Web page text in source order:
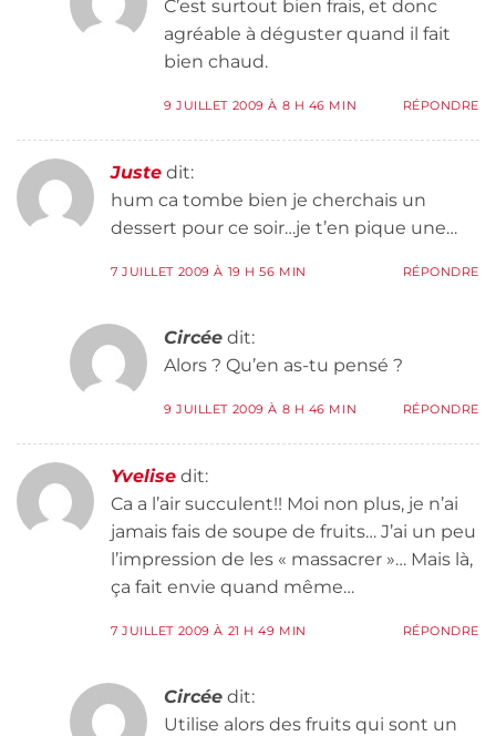
C’est surtout bien frais, et donc
agréable à déguster quand il fait
bien chaud.
9 JUILLET 2009 À 8 H 46 MIN RÉPONDRE
Juste dit:
hum ca tombe bien je cherchais un
dessert pour ce soir…je t’en pique une…
7 JUILLET 2009 À 19 H 56 MIN RÉPONDRE
Circée dit:
Alors ? Qu’en as-tu pensé ?
9 JUILLET 2009 À 8 H 46 MIN RÉPONDRE
Yvelise dit:
Ca a l’air succulent!! Moi non plus, je n’ai
jamais fais de soupe de fruits… J’ai un peu
l’impression de les « massacrer »… Mais là,
ça fait envie quand même…
7 JUILLET 2009 À 21 H 49 MIN RÉPONDRE
Circée dit:
Utilise alors des fruits qui sont un